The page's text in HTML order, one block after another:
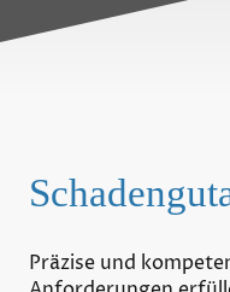
Präzise und